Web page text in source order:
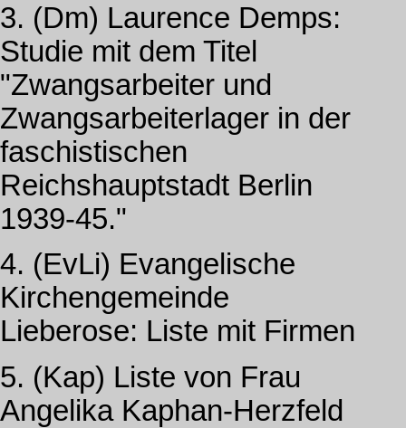
3. (Dm) Laurence Demps:
Studie mit dem Titel
"Zwangsarbeiter und
Zwangsarbeiterlager in der
faschistischen
Reichshauptstadt Berlin
1939-45."
4. (EvLi) Evangelische
Kirchengemeinde
Lieberose: Liste mit Firmen
5. (Kap) Liste von Frau
Angelika Kaphan-Herzfeld